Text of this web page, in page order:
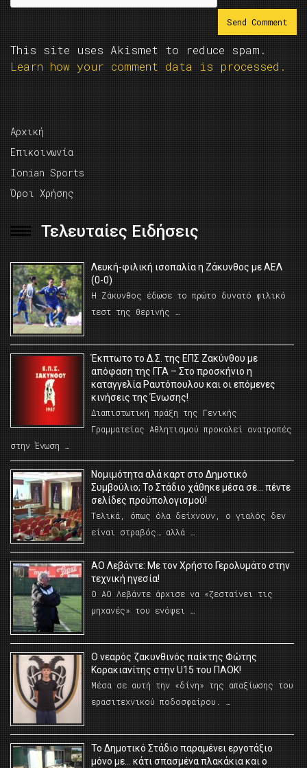
This site uses Akismet to reduce spam.
Learn how your comment data is processed.
Αρχική
Επικοινωνία
Ionian Sports
Όροι Χρήσης
Τελευταίες Ειδήσεις
Λευκή-φιλική ισοπαλία η Ζάκυνθος με ΑΕΛ
(0-0)
Η Ζάκυνθος έδωσε το πρώτο δυνατό φιλικό
τεστ της θερινής …
Έκπτωτο το Δ.Σ. της ΕΠΣ Ζακύνθου με
απόφαση της ΓΓΑ – Στο προσκήνιο η
καταγγελία Ραυτόπουλου και οι επόμενες
κινήσεις της Ένωσης!
Διαπιστωτική πράξη της Γενικής
Γραμματείας Αθλητισμού προκαλεί ανατροπές
στην Ένωση …
Νομιμότητα αλά καρτ στο Δημοτικό
Συμβούλιο; Το Στάδιο χάθηκε μέσα σε… πέντε
σελίδες προϋπολογισμού!
Τελικά, όπως όλα δείχνουν, ο γιαλός δεν
είναι στραβός… αλλά …
ΑΟ Λεβάντε: Με τον Χρήστο Γερολυμάτο στην
τεχνική ηγεσία!
Ο ΑΟ Λεβάντε άρχισε να «ζεσταίνει τις
μηχανές» του ενόψει …
O νεαρός ζακυνθινός παίκτης Φώτης
Κορακιανίτης στην U15 του ΠΑΟΚ!
Μέσα σε αυτή την «δίνη» της απαξίωσης του
ερασιτεχνικού ποδοσφαίρου. …
Το Δημοτικό Στάδιο παραμένει εργοτάξιο
μόνο με… κάτι σπασμένα πλακάκια και ο